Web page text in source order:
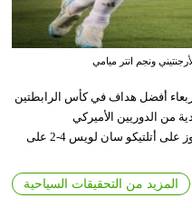
ونجم انتر ميامي
أفضل هداف في كأس الرابطتين
من الدوريين الأميركي
والمكسيكي، بعدما قاد إنتر ميامي إلى الفوز على أتلتيكو سان لويس 4-2 على
المزيد من التحقيقات السياحية